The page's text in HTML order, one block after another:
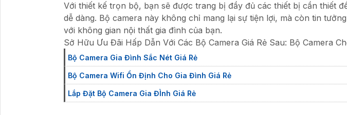
Với thiết kế trọn bộ, bạn sẽ được trang bị đầy đủ các thiết bị cần thiết
dễ dàng. Bộ camera này không chỉ mang lại sự tiện lợi, mà còn tin
với không gian nội thất gia đình của bạn.
Sở Hữu Ưu Đãi Hấp Dẫn Với Các Bộ Camera Giá Rẻ Sau: Bộ Camera
Bộ Camera Gia Đình Sắc Nét Giá Rẻ
Bộ Camera Wifi Ổn Định Cho Gia Đình Giá Rẻ
Lắp Đặt Bộ Camera Gia ĐÌnh Giá Rẻ